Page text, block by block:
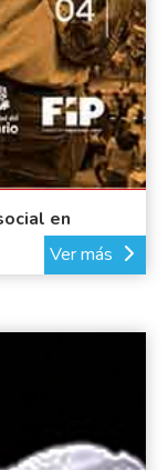
en
Ver más